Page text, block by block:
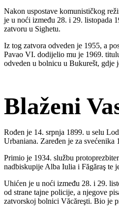
Nakon uspostave komunističkog
je u noći između 28. i 29. listopada
zatvoru u Sighetu.
Iz tog zatvora odveden je 1955, a
Pavao VI. dodijelio mu je 1969.
odveden u bolnicu u Bukurešt, gdje
Blaženi
Rođen je 14. srpnja 1899. u selu
Urbaniana. Zaređen je za
Primio je 1934. službu
nadbiskupije Alba Iulia i Făgăraş te
Uhićen je u noći između 28. i 29.
od strane tajne policije, a njegove
zatvorskoj bolnici Văcăreşti. Bio je